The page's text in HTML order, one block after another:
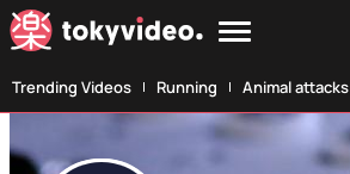
Trending Videos Running Animal attacks